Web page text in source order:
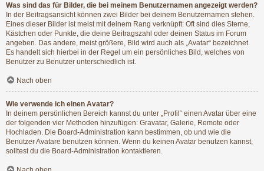
Was sind das für Bilder, die bei meinem Benutzernamen angezeigt werden?
In der Beitragsansicht können zwei Bilder bei deinem Benutzernamen stehen.
Eines dieser Bilder ist meist mit deinem Rang verknüpft: Oft sind dies Sterne,
Kästchen oder Punkte, die deine Beitragszahl oder deinen Status im Forum
angeben. Das andere, meist größere, Bild wird auch als „Avatar“ bezeichnet.
Es handelt sich hierbei in der Regel um ein persönliches Bild, welches von
Benutzer zu Benutzer unterschiedlich ist.
Nach oben
Wie verwende ich einen Avatar?
In deinem persönlichen Bereich kannst du unter „Profil“ einen Avatar über eine
der folgenden vier Methoden hinzufügen: Gravatar, Galerie, Remote oder
Hochladen. Die Board-Administration kann bestimmen, ob und wie die
Benutzer Avatare benutzen können. Wenn du keinen Avatar benutzen kannst,
solltest du die Board-Administration kontaktieren.